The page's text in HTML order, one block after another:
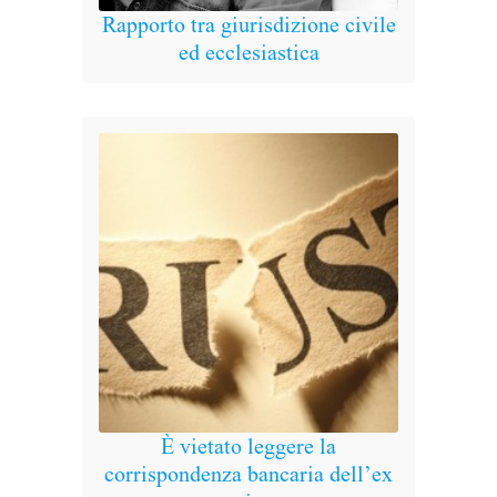
Rapporto tra giurisdizione civile
ed ecclesiastica
È vietato leggere la
corrispondenza bancaria dell’ex